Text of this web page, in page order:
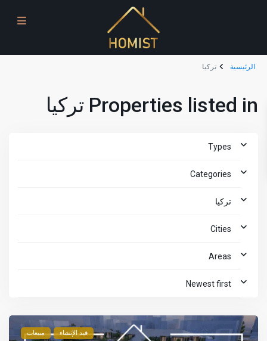
الرئيسية تركيا
Properties listed in تركيا
Types
Categories
تركيا
Cities
Areas
Newest first
مبيعات قيد الإنشاء